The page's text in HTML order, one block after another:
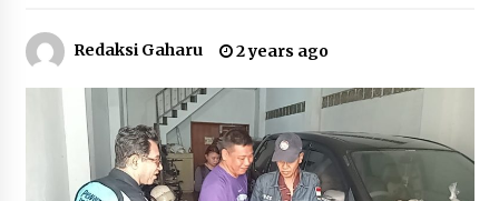
Redaksi Gaharu 2 years ago